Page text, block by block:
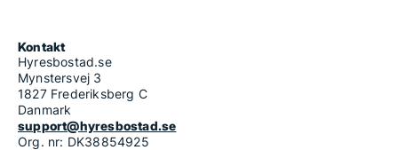
Kontakt
Hyresbostad.se
Mynstersvej 3
1827 Frederiksberg C
Danmark
support@hyresbostad.se
Org. nr: DK38854925